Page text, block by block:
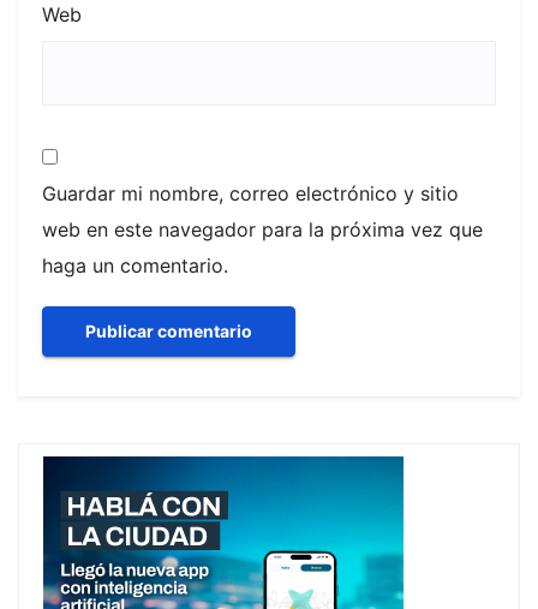
Web
Guardar mi nombre, correo electrónico y sitio
web en este navegador para la próxima vez que
haga un comentario.